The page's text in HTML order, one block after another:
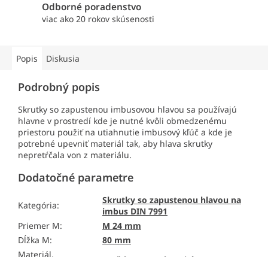
Odborné poradenstvo
viac ako 20 rokov skúsenosti
Popis Diskusia
Podrobný popis
Skrutky so zapustenou imbusovou hlavou sa používajú
hlavne v prostredí kde je nutné kvôli obmedzenému
priestoru použiť na utiahnutie imbusový kľúč a kde je
potrebné upevniť materiál tak, aby hlava skrutky
nepretŕčala von z materiálu.
Dodatočné parametre
Kategória:
Skrutky so zapustenou hlavou na
imbus DIN 7991
Priemer M:
M 24 mm
Dĺžka M:
80 mm
Materiál,